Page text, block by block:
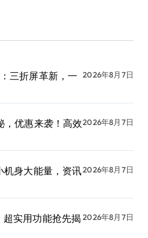
三折屏革新，一
2026年8月7日
，优惠来袭！高效2026年8月7日
机身大能量，资讯2026年8月7日
超实用功能抢先揭 2026年8月7日